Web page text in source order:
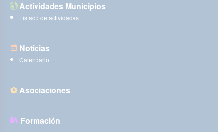
Actividades Municipios
Listado de actividades
Noticias
Calendario
Asociaciones
Formación